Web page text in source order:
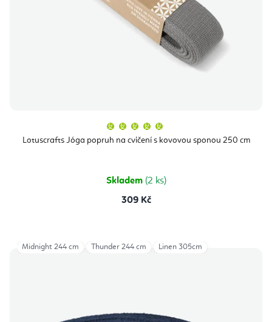
Lotuscrafts Jóga popruh na cvičení s kovovou sponou 250 cm
produktu
je
hvězdiček.
Skladem (2 ks)
309 Kč
Midnight 244 cm Thunder 244 cm Linen 305cm